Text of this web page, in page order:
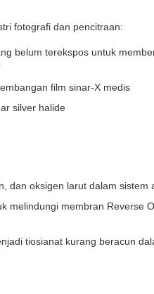
fotografi dan pencitraan:
belum terekspos untuk
film sinar-X medis
silver halide
dan oksigen larut dalam sistem
melindungi membran Reverse
tiosianat kurang beracun